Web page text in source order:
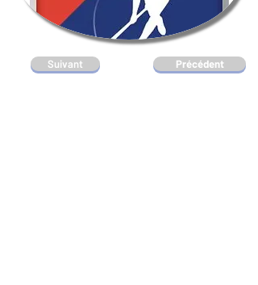
Suivant Précédent